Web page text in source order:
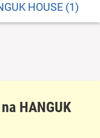
HOUSE (1)
HANGUK